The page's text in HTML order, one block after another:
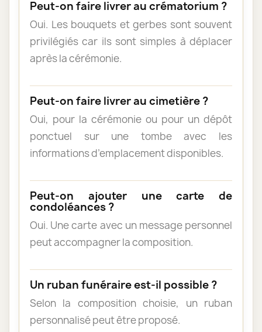
Peut-on faire livrer au crématorium ?
Oui. Les bouquets et gerbes sont souvent
privilégiés car ils sont simples à déplacer
après la cérémonie.
Peut-on faire livrer au cimetière ?
Oui, pour la cérémonie ou pour un dépôt
ponctuel sur une tombe avec les
informations d’emplacement disponibles.
Peut-on ajouter une carte de
condoléances ?
Oui. Une carte avec un message personnel
peut accompagner la composition.
Un ruban funéraire est-il possible ?
Selon la composition choisie, un ruban
personnalisé peut être proposé.